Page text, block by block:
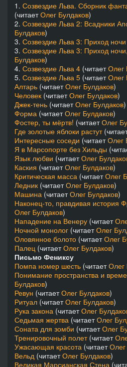
1. Созвездие Льва. Сборник
(читаетОлег Булдаков)
2. Созвездие Льва 2: Всадники
Булдаков)
3. Созвездие Льва 3: Приход ночи
3. Созвездие Льва 3: Приход
Булдаков)
4. Созвездие Льва 4 (читаетОлег
5. Созвездие Льва 5 (читаетОлег
Алтарь (читаетОлег Булдаков)
Человек (читаетОлег Булдаков)
Джек-тень (читаетОлег Булдаков)
Форма (читаетОлег Булдаков)
Фостер, ты мёртв! (читаетОлег
Где золотые яблоки растут
Интересные соседи (читаетОлег
Я в Марсопорте без Хильды
Язык любви (читаетОлег
Каския (читаетОлег Булдаков)
Критическая масса (читаетОлег
Ледник (читаетОлег Булдаков)
Машина (читаетОлег Булдаков)
Наконец-то, правдивая история
Олег Булдаков)
Нападение на Венеру (читает
Ночной монолог (читаетОлег
Оловянное болото (читаетОлег
Палец (читаетОлег Булдаков)
Письмо Фениксу
Помпа номер шесть (читаетОлег
Понимание пространства и
Булдаков)
Ревун (читаетОлег Булдаков)
Ритуал (читаетОлег Булдаков)
Рука закона (читаетОлег
Седьмая жертва (читаетОлег
Соната для зомби (читаетОлег
Тренировочный полет(читает
Ужасающая красота (читаетОлег
Вельд (читаетОлег Булдаков)
Великая Марсианская Стена